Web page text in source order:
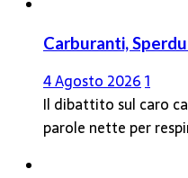
Carburanti,
4 Agosto 20261
Il dibattito sul caro
parole nette per